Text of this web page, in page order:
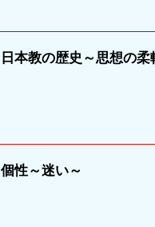
日本教の歴史～思想の柔
個性～迷い～